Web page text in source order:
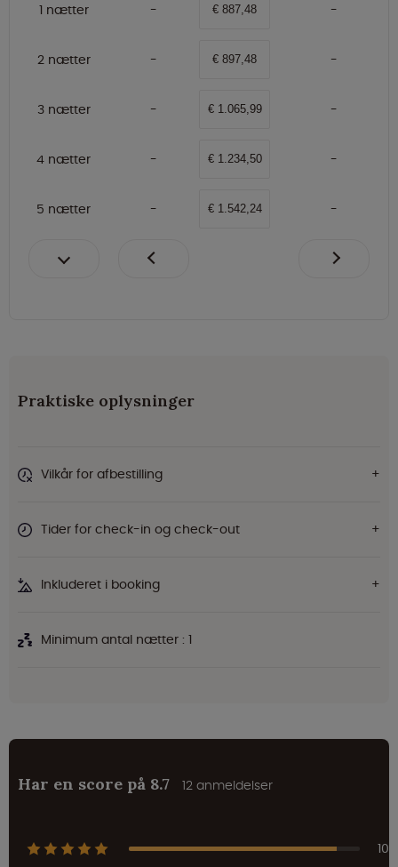
1 nætter € 887,48
2 nætter € 897,48
3 nætter € 1.065,99
4 nætter € 1.234,50
5 nætter € 1.542,24
Praktiske oplysninger
Vilkår for afbestilling
Tider for check-in og check-out
Inkluderet i booking
Minimum antal nætter : 1
Har en score på 8.7 12 anmeldelser
10